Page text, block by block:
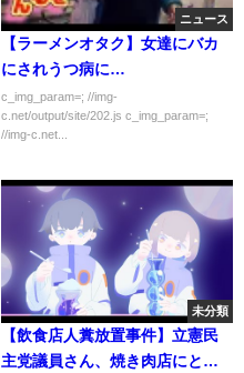
ニュース
【ラーメンオタク】女達にバカ
にされうつ病に…
c_img_param=; //img-
c.net/output/site/202.js c_img_param=;
//img-c.net...
未分類
【飲食店人糞放置事件】立憲民
主党議員さん、焼き肉店にとん